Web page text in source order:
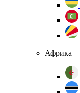
Африка